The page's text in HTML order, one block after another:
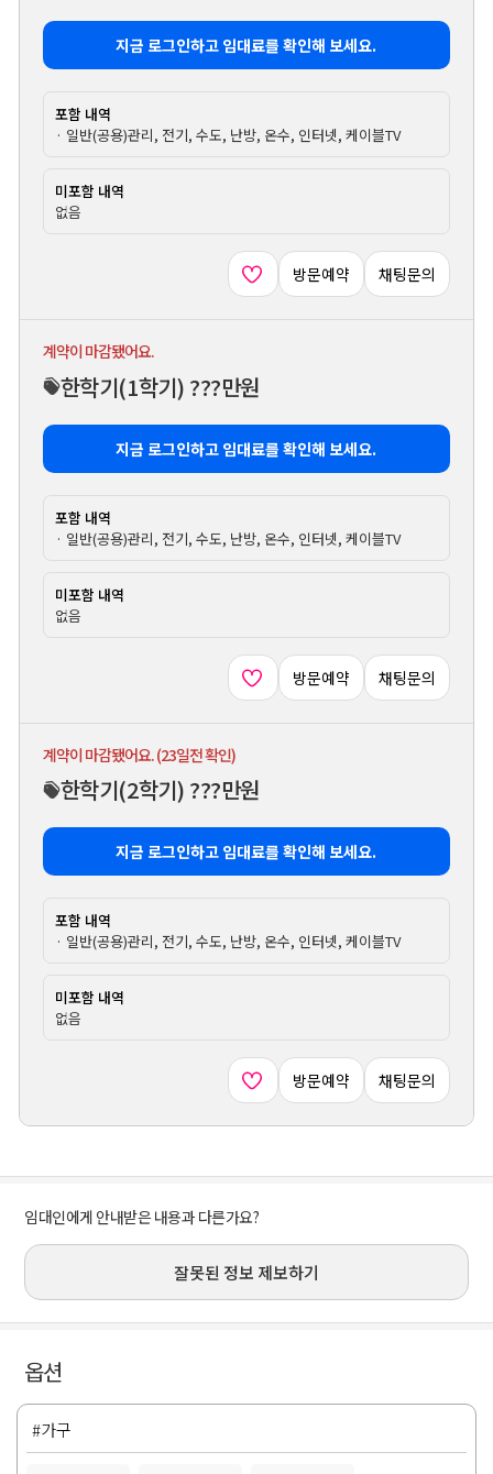
지금 로그인하고 임대료를 확인해 보세요.
포함 내역
· 일반(공용)관리, 전기, 수도, 난방, 온수, 인터넷, 케이블TV
미포함 내역
없음
방문예약 채팅문의
계약이 마감됐어요.
한학기(1학기) ???만원
지금 로그인하고 임대료를 확인해 보세요.
포함 내역
· 일반(공용)관리, 전기, 수도, 난방, 온수, 인터넷, 케이블TV
미포함 내역
없음
방문예약 채팅문의
계약이 마감됐어요. (23일전 확인)
한학기(2학기) ???만원
지금 로그인하고 임대료를 확인해 보세요.
포함 내역
· 일반(공용)관리, 전기, 수도, 난방, 온수, 인터넷, 케이블TV
미포함 내역
없음
방문예약 채팅문의
임대인에게 안내받은 내용과 다른가요?
잘못된 정보 제보하기
옵션
#가구